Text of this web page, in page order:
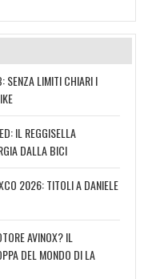
SENZA LIMITI CHIARI I
IL REGGISELLA
DALLA BICI
2026: TITOLI A DANIELE
AVINOX? IL
DEL MONDO DI LA